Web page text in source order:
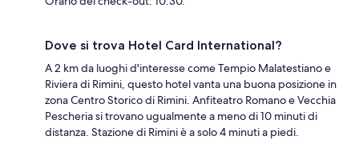
Dove si trova Hotel Card International?
A 2 km da luoghi d'interesse come Tempio Malatestiano e
Riviera di Rimini, questo hotel vanta una buona posizione in
zona Centro Storico di Rimini. Anfiteatro Romano e Vecchia
Pescheria si trovano ugualmente a meno di 10 minuti di
distanza. Stazione di Rimini è a solo 4 minuti a piedi.